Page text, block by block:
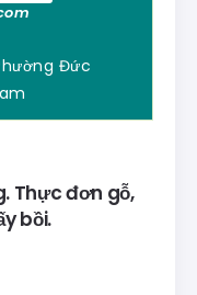
Đức
Thực đơn gỗ,
bồi.